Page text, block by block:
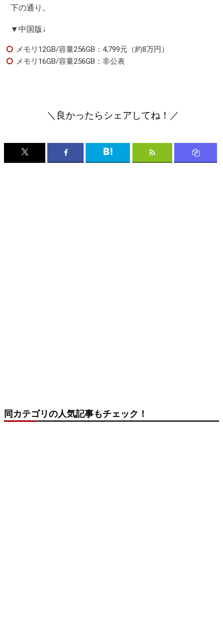
下の通り。
▼中国版↓
メモリ12GB/容量256GB：4,799元（約8万円）
メモリ16GB/容量256GB：非公表
＼良かったらシェアしてね！／
同カテゴリの人気記事もチェック！